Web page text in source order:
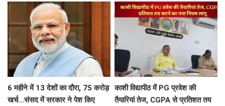
सम्मानित
6 महीने में 13 देशों का दौरा, 75 करोड़
खर्च...संसद में सरकार ने पेश किए
काशी विद्यापीठ में PG प्रवेश की
तैयारियां तेज, CGPA से प्रतिशत तय